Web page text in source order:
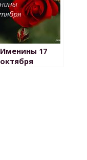
Именины 17
октября